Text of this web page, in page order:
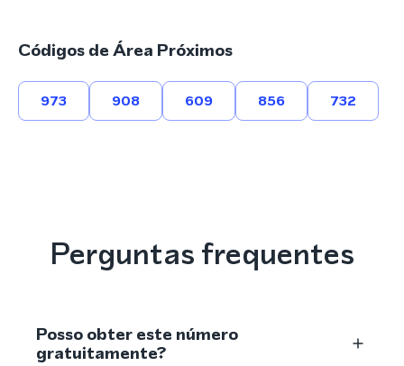
Códigos de Área Próximos
973 908 609 856 732
Perguntas frequentes
Posso obter este número
gratuitamente?